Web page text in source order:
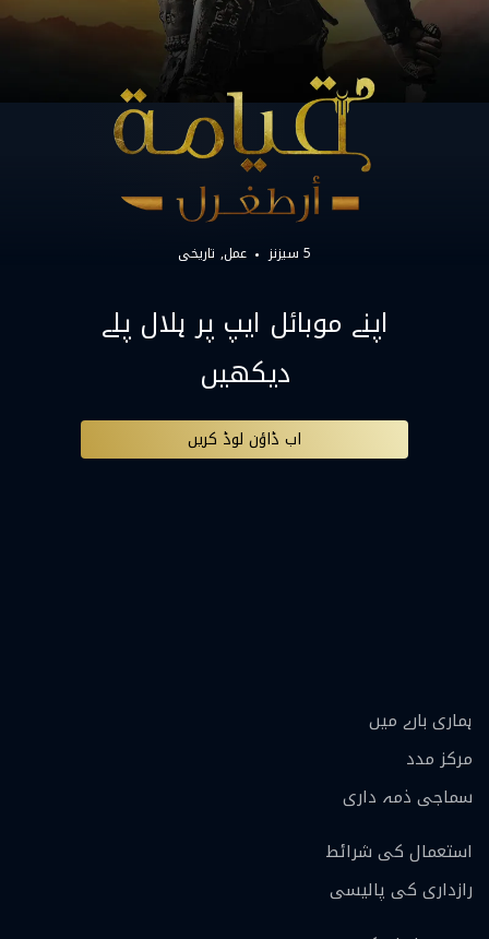
5 سیزنز عمل تاریخی
اپنے موبائل ایپ پر ہلال پلے
دیکھیں
اب ڈاؤن لوڈ کریں
ہماری بارے ميں
مرکز مدد
سماجی ذمہ داری
استعمال کی شرائط
رازداری کی پالیسی